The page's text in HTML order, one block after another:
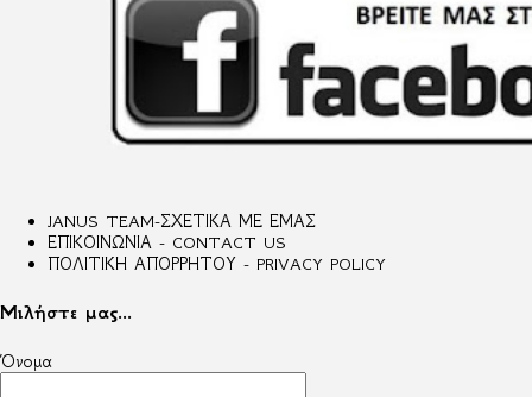
JANUS TEAM-ΣΧΕΤΙΚΑ ΜΕ ΕΜΑΣ
ΕΠΙΚΟΙΝΩΝΙΑ - CONTACT US
ΠΟΛΙΤΙΚΗ ΑΠΟΡΡΗΤΟΥ - PRIVACY POLICY
Μιλήστε μας...
Όνομα